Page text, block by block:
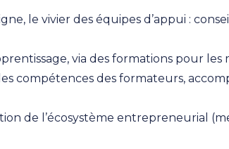
le vivier des équipes d’appui :
via des formations pour
compétences des formateurs,
de l’écosystème entrepreneurial